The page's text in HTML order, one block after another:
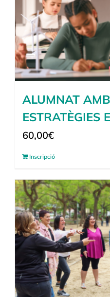
ALUMNAT
ESTRATÈGIES
60,00€
Inscripció